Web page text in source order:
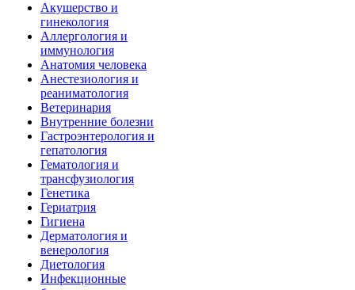
Акушерство и
гинекология
Аллергология и
иммунология
Анатомия человека
Анестезиология и
реаниматология
Ветеринария
Внутренние болезни
Гастроэнтерология и
гепатология
Гематология и
трансфузиология
Генетика
Гериатрия
Гигиена
Дерматология и
венерология
Диетология
Инфекционные